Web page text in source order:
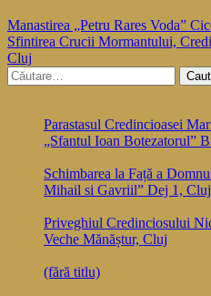
Navigare
în
articole
Manastirea „Petru Rares Voda”
Sfintirea Crucii Mormantului,
Cluj
Caută
după:
Parastasul Credincioasei
„Sfantul Ioan Botezatorul”
Schimbarea la Față a
Mihail si Gavriil” Dej 1, Cluj
Priveghiul Credinciosului
Veche Mănăștur, Cluj
(fără titlu)